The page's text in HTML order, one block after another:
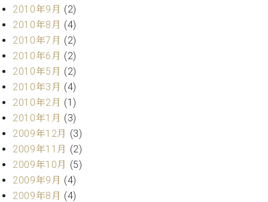
せ
尾山調律師のブ
ログ Die
Musikgasse（音
楽の小道）
2010年9月 (2)
2010年8月 (4)
2010年7月 (2)
2010年6月 (2)
2010年5月 (2)
2010年3月 (4)
2010年2月 (1)
2010年1月 (3)
2009年12月 (3)
2009年11月 (2)
2009年10月 (5)
2009年9月 (4)
2009年8月 (4)